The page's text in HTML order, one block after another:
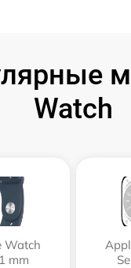
Watch
Watch
mm